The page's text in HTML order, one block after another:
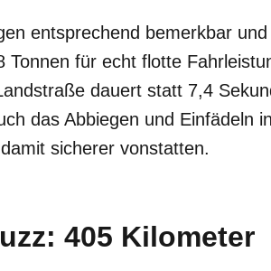
entsprechend bemerkbar
Tonnen für echt flotte
dauert statt 7,4
das Abbiegen und Einfädeln
sicherer vonstatten.
405 Kilometer